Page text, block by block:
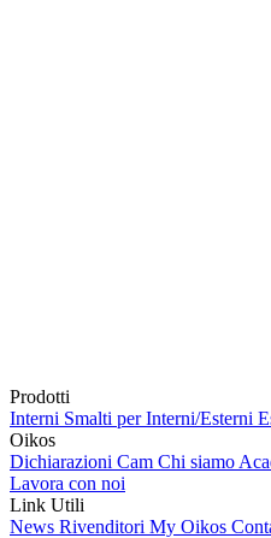
Prodotti
Interni Smalti per Interni/Esterni
Oikos
Dichiarazioni Cam Chi siamo
Lavora con noi
Link Utili
News Rivenditori My Oikos